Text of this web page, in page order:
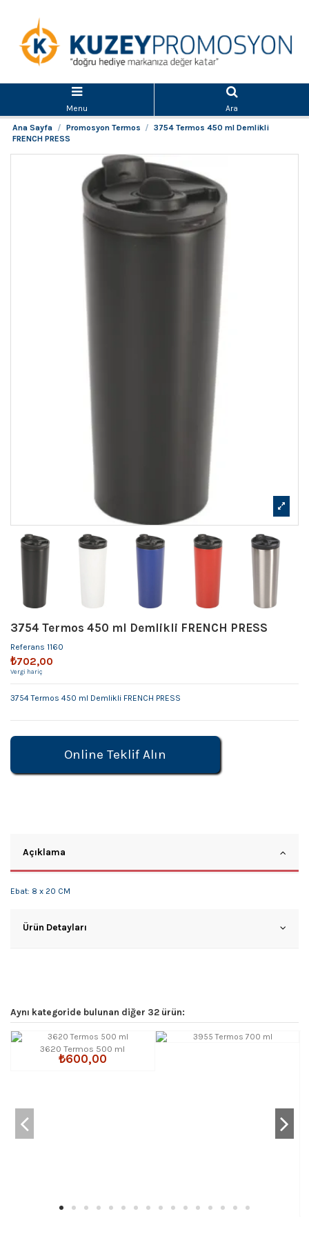
Menu
Ara
Ana Sayfa
Promosyon Termos
3754 Termos 450 ml Demlikli
FRENCH PRESS
3754 Termos 450 ml Demlikli FRENCH PRESS
Referans 1160
₺702,00
Vergi hariç
3754 Termos 450 ml Demlikli FRENCH PRESS
Online Teklif Alın
Açıklama
Ebat: 8 x 20 CM
Ürün Detayları
Aynı kategoride bulunan diğer 32 ürün:
3620 Termos 500 ml
₺600,00